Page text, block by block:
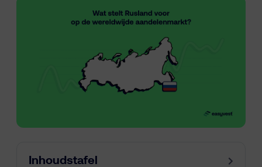
Inhoudstafel